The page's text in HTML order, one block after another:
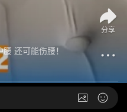
还可能伤腰！
分享